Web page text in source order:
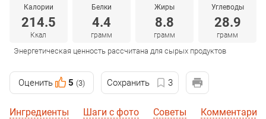
Калории
214.5
Ккал
Белки
4.4
грамм
Жиры
8.8
грамм
Углеводы
28.9
грамм
Энергетическая ценность рассчитана для сырых продуктов
Оценить 5 (3) Сохранить 3
Ингредиенты Шаги с фото Советы Комментарии